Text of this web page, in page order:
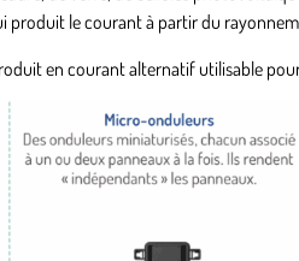
produit le courant à partir du
en courant alternatif utilisable